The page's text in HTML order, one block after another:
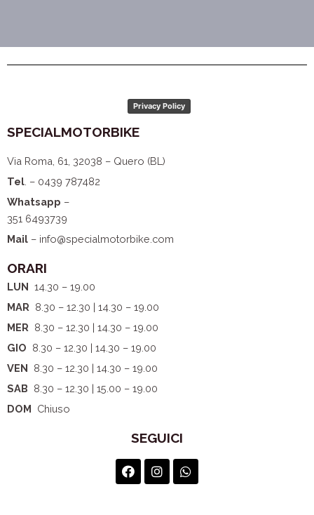
Privacy Policy
SPECIALMOTORBIKE
Via Roma, 61, 32038 – Quero (BL)
Tel . – 0439 787482
Whatsapp –
351 6493739
Mail – info@specialmotorbike.com
ORARI
LUN 14.30 – 19.00
MAR 8.30 – 12.30 | 14.30 – 19.00
MER 8.30 – 12.30 | 14.30 – 19.00
GIO 8.30 – 12.30 | 14.30 – 19.00
VEN 8.30 – 12.30 | 14.30 – 19.00
SAB 8.30 – 12.30 | 15.00 – 19.00
DOM Chiuso
SEGUICI